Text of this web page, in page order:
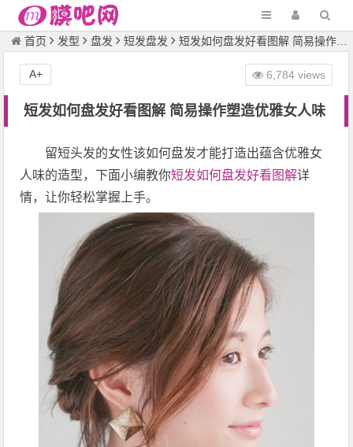
首页 发型 盘发 短发盘发 短发如何盘发好看图解 简易操作塑造优雅女人味
短发如何盘发好看图解 简易操作塑造优雅女人味
6,784 views
A+
留短头发的女性该如何盘发才能打造出蕴含优雅女
人味的造型，下面小编教你短发如何盘发好看图解详
情，让你轻松掌握上手。